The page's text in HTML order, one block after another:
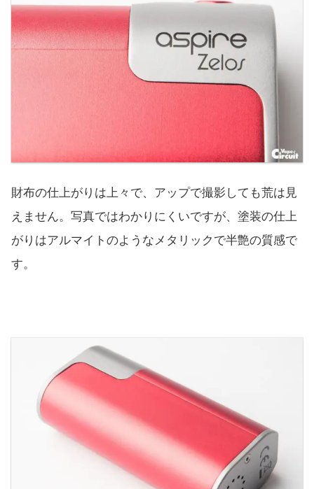
財布の仕上がりは上々で、アップで撮影しても荒は見
えません。写真ではわかりにくいですが、塗装の仕上
がりはアルマイトのようなメタリックで半艶の質感で
す。